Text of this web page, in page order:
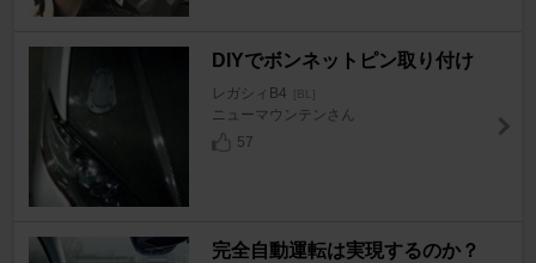
DIYでボンネットピン取り付け
レガシィB4 [BL]
ニューマウンテンさん
57
完全自動運転は実現するのか？